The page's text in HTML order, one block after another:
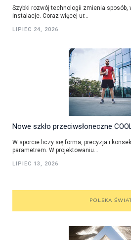
Szybki rozwój technologii zmienia
instalacje. Coraz więcej ur...
LIPIEC 24, 2026
Nowe szkło przeciwsłoneczne
W sporcie liczy się forma, precyzja i
parametrem. W projektowaniu...
LIPIEC 13, 2026
POLSKA